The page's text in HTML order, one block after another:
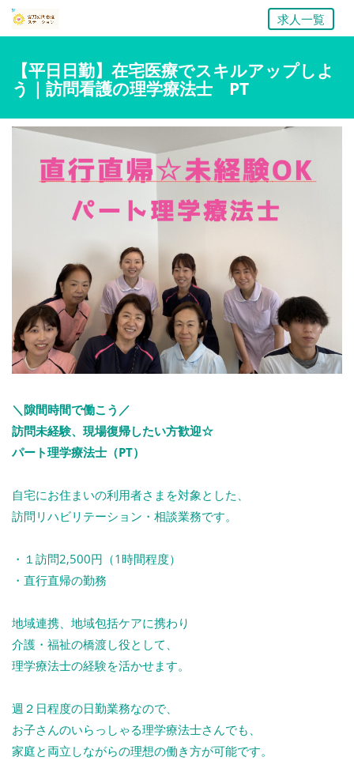
求人一覧
【平日日勤】在宅医療でスキルアップしよ
う｜訪問看護の理学療法士 PT
＼隙間時間で働こう／
訪問未経験、現場復帰したい方歓迎☆
パート理学療法士（PT）
自宅にお住まいの利用者さまを対象とした、
訪問リハビリテーション・相談業務です。
・１訪問2,500円（1時間程度）
・直行直帰の勤務
地域連携、地域包括ケアに携わり
介護・福祉の橋渡し役として、
理学療法士の経験を活かせます。
週２日程度の日勤業務なので、
お子さんのいらっしゃる理学療法士さんでも、
家庭と両立しながらの理想の働き方が可能です。